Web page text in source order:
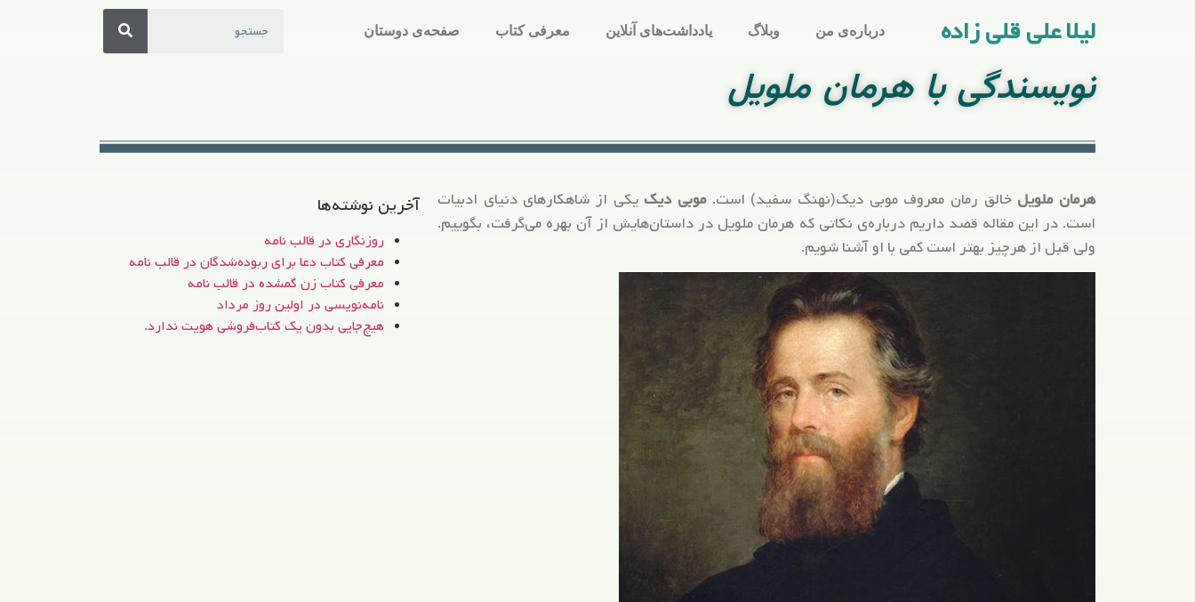
لیلا علی قلی زاده درباره‌ی من وبلاگ یادداشت‌های آنلاین معرفی کتاب صفحه‌ی دوستان
نویسندگی با هرمان ملویل
هرمان ملویل خالق رمان معروف موبی دیک(نهنگ سفید) است.موبی‌ دیک یکی از شاهکارهای دنیای ادبیات
است. در این مقاله قصد داریم درباره‌ی نکاتی که هرمان ملویل در داستان‌هایش از آن بهره می‌گرفت، بگوییم.
ولی قبل از هرچیز بهتر است کمی با او آشنا شویم.
آخرین نوشته‌ها
روزنگاری در قالب نامه
معرفی کتاب دعا برای ربوده‌شدگان در قالب نامه
معرفی کتاب زن‌ گمشده در قالب نامه
نامه‌نویسی در اولین روز مرداد
هیچ‌جایی بدون یک کتاب‌فروشی هویت ندارد.